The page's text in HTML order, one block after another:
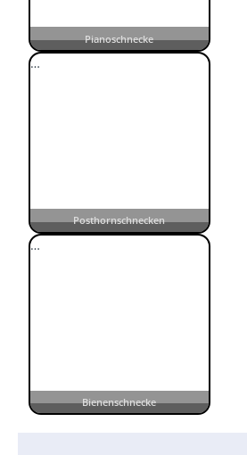
Pianoschnecke
Posthornschnecken
…
Bienenschnecke
…